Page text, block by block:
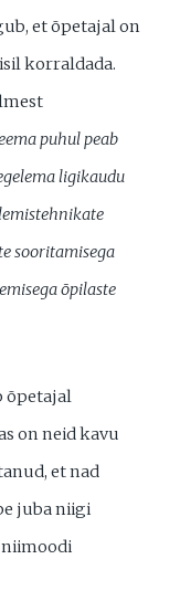
et õpetajal on
korraldada.
puhul peab
ligikaudu
sooritamisega
õpilaste
õpetajal
on neid kavu
et nad
juba niigi
niimoodi